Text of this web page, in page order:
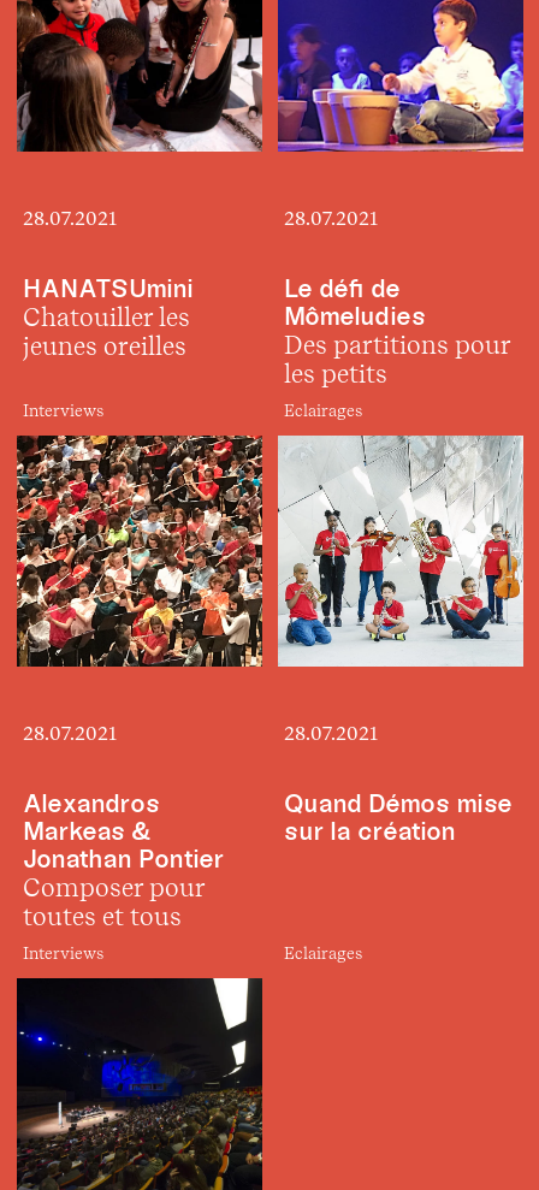
28.07.2021
HANATSUmini
Chatouiller les
jeunes oreilles
Interviews
28.07.2021
Le défi de
Mômeludies
Des partitions pour
les petits
Eclairages
28.07.2021
Alexandros
Markeas &
Jonathan Pontier
Composer pour
toutes et tous
Interviews
28.07.2021
Quand Démos mise
sur la création
Eclairages